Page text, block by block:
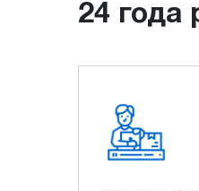
24 года